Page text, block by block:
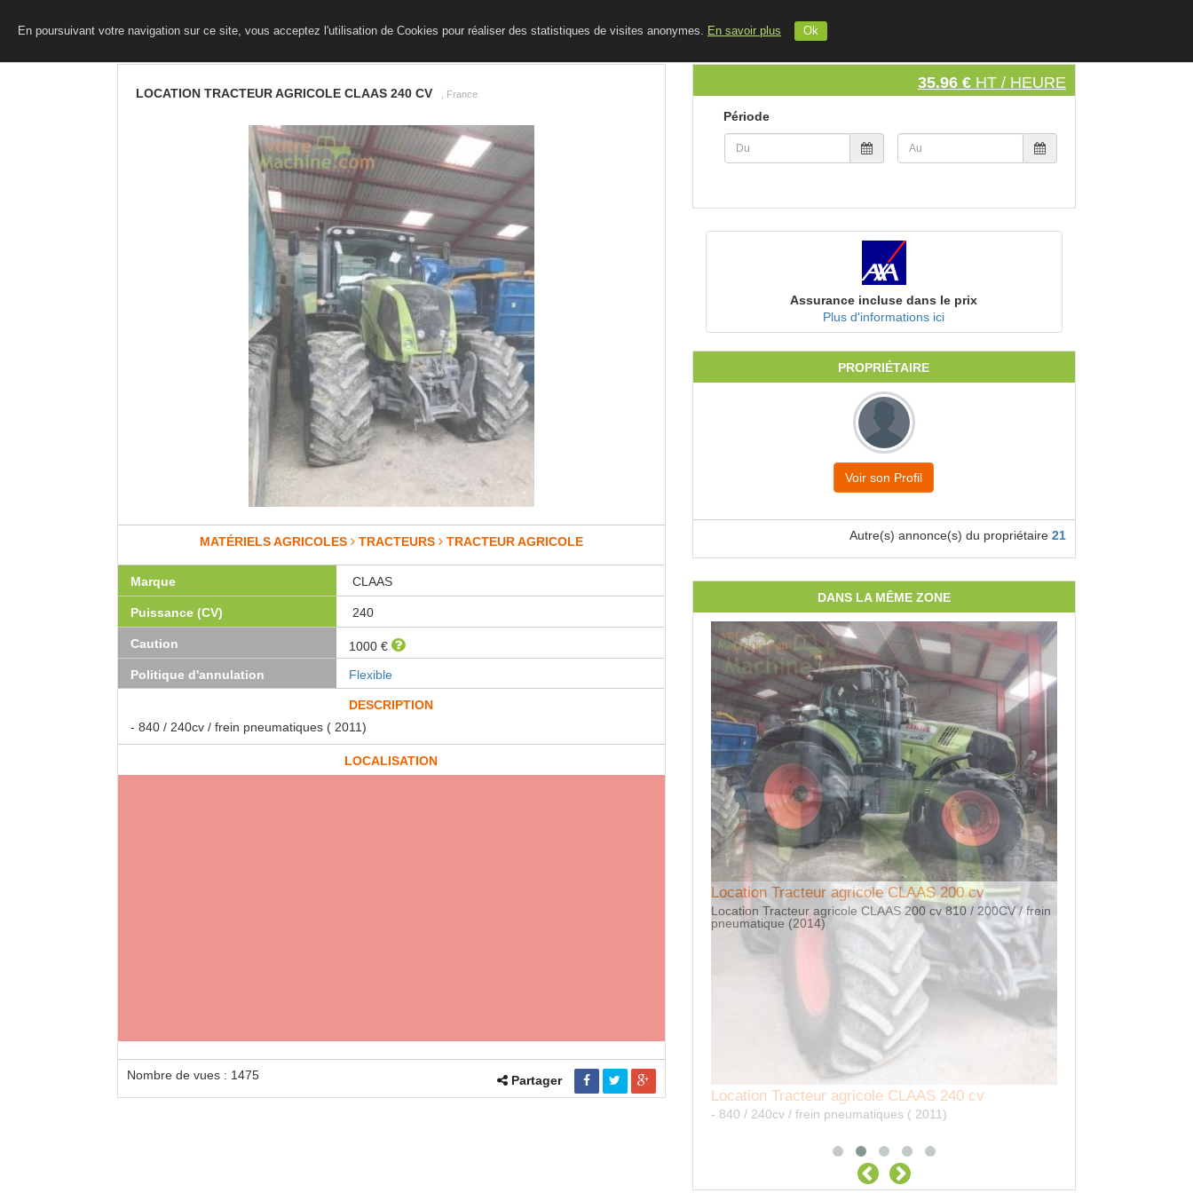
INSCRIVEZ VOTRE MATERIEL
En poursuivant votre navigation sur ce site, vous acceptez l'utilisation de Cookies pour réaliser des statistiques de visites anonymes. En savoir plus Ok
LOCATION TRACTEUR AGRICOLE CLAAS 240 CV , France
MATÉRIELS AGRICOLES TRACTEURS TRACTEUR AGRICOLE
Marque CLAAS
Puissance (CV) 240
Caution
1000 €
Politique d'annulation
Flexible
DESCRIPTION
- 840 / 240cv / frein pneumatiques ( 2011)
LOCALISATION
Nombre de vues : 1475 Partager
35.96 € HT / HEURE
Période
Assurance incluse dans le prix
Plus d'informations ici
PROPRIÉTAIRE
Voir son Profil
Autre(s) annonce(s) du propriétaire 21
DANS LA MÊME ZONE
Location Tracteur agricole CLAAS 240 cv
Location Tracteur agricole CLAAS 200 cv
Location Tracteur agricole CLAAS 200 cv 810 / 200CV / frein
pneumatique (2014)